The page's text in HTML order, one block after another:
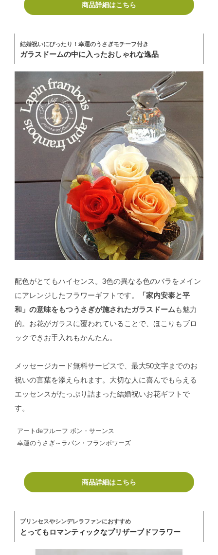
商品詳細はこちら
結婚祝いにぴったり！幸運のうさぎモチーフ付き
ガラスドームの中に入ったおしゃれな逸品
配色がとてもハイセンス。3色の異なる色のバラをメイン
にアレンジしたフラワーギフトです。
「家内安泰と平
和」の意味をもつうさぎが施されたガラスドームも魅力
的。お花がガラスに覆われていることで、ほこりもブロ
ックできお手入れもかんたん。
メッセージカード無料サービスで、最大50文字までのお
祝いの言葉を添えられます。大切な人に喜んでもらえる
エッセンスがたっぷり詰まった結婚祝いお花ギフトで
す。
アートdeフルーフ ボン・サーンス
幸運のうさぎ～ラパン・フランボワーズ
商品詳細はこちら
プリンセスやシンデレラファンにおすすめ
とってもロマンティックなプリザーブドフラワー